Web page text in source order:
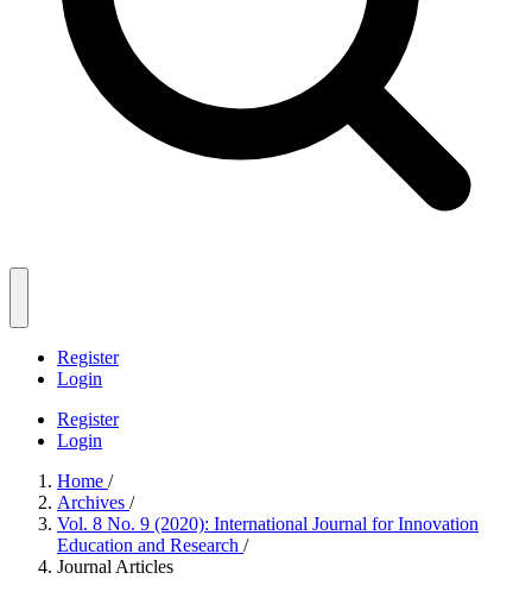
Register
Login
Register
Login
Home /
Archives /
Vol. 8 No. 9 (2020): International Journal for Innovation
Education and Research /
Journal Articles